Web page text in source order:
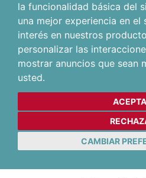
la funcionalidad básica del
una mejor experiencia en el
interés en nuestros
personalizar las
mostrar anuncios que sean
usted.
CAMBIAR